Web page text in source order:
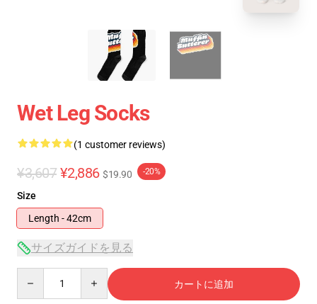
Wet Leg Socks
(1 customer reviews)
¥3,607 ¥2,886 $19.90 -20%
Size
Length - 42cm
サイズガイドを見る
カートに追加